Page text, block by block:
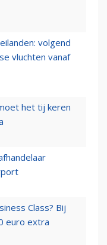
volgend
vluchten vanaf
het tij keren
Class? Bij
euro extra